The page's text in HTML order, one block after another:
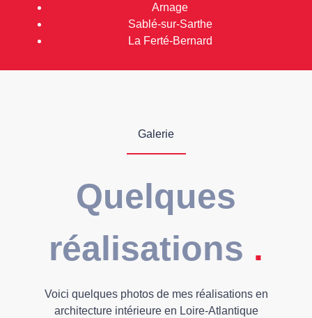
Arnage
Sablé-sur-Sarthe
La Ferté-Bernard
Galerie
Quelques
réalisations .
Voici quelques photos de mes réalisations en
architecture intérieure en Loire-Atlantique